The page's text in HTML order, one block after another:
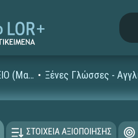
ΨΗΦΙΑΚΟ ΣΧΟΛΕΙΟ (Μαθησιακά Αντικείμενα)
ΣΤΟΙΧΕΙΑ ΑΞΙΟΠΟΙΗΣΗΣ